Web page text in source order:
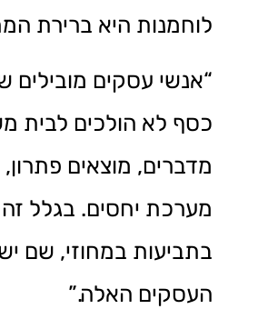
לוחמנות היא ברירת
“אנשי עסקים מובילים
כסף לא הולכים לבית
מדברים, מוצאים
מערכת יחסים. בגלל זה
בתביעות במחוזי, שם
העסקים האלה.”